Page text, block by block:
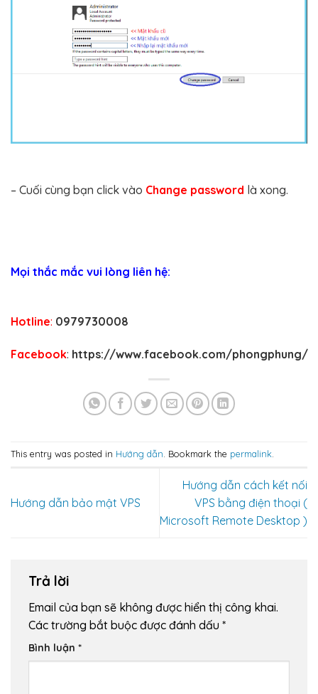
– Cuối cùng bạn click vào Change password là xong.
Mọi thắc mắc vui lòng liên hệ:
Hotline: 0979730008
Facebook: https://www.facebook.com/phongphung/
This entry was posted in Hướng dẫn. Bookmark the permalink.
Hướng dẫn bảo mật VPS
Hướng dẫn cách kết nối
VPS bằng điện thoại (
Microsoft Remote Desktop )
Trả lời
Email của bạn sẽ không được hiển thị công khai.
Các trường bắt buộc được đánh dấu *
Bình luận *